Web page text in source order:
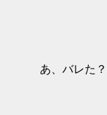
レた？